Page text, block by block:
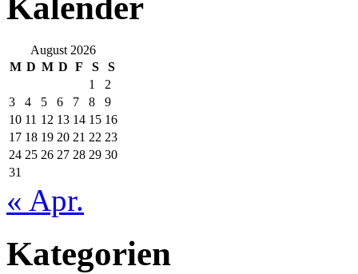
Kalender
August 2026
M D M D F S
S
1
2
3
4 5 6 7 8
9
10 11 12 13 14 15 16
17 18 19 20 21 22 23
24 25 26 27 28 29 30
31
« Apr.
Kategorien